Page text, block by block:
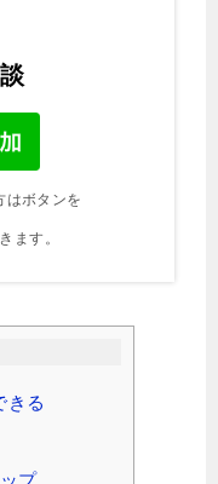
ボタンを
ます。
きる